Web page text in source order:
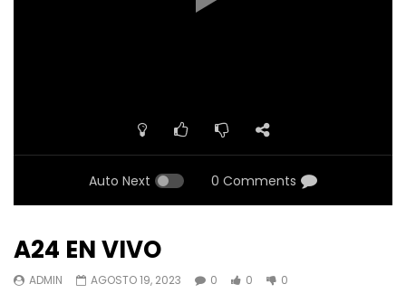
Auto Next 0 Comments
A24 EN VIVO
ADMIN AGOSTO 19, 2023 0 0 0